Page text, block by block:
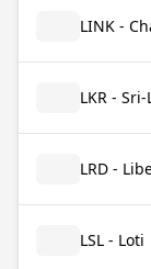
LINK -
LKR -
LRD -
LSL - Loti